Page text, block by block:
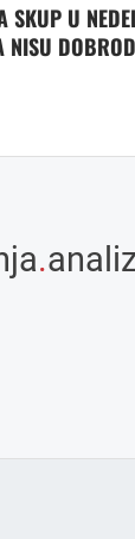
SKUP U
NISU
.